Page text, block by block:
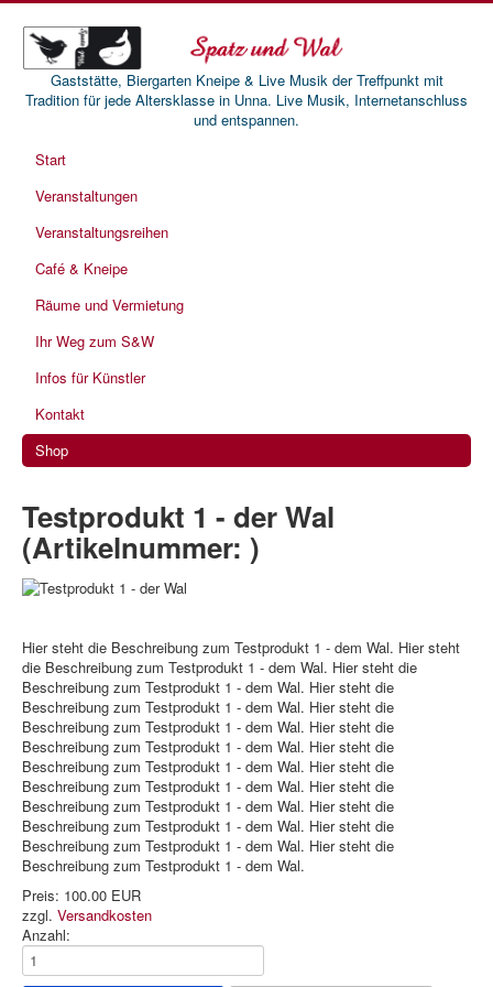
Gaststätte, Biergarten Kneipe & Live Musik der Treffpunkt mit
Tradition für jede Altersklasse in Unna. Live Musik, Internetanschluss
und entspannen.
Start
Veranstaltungen
Veranstaltungsreihen
Café & Kneipe
Räume und Vermietung
Ihr Weg zum S&W
Infos für Künstler
Kontakt
Shop
Testprodukt 1 - der Wal
(Artikelnummer: )
Hier steht die Beschreibung zum Testprodukt 1 - dem Wal. Hier steht
die Beschreibung zum Testprodukt 1 - dem Wal. Hier steht die
Beschreibung zum Testprodukt 1 - dem Wal. Hier steht die
Beschreibung zum Testprodukt 1 - dem Wal. Hier steht die
Beschreibung zum Testprodukt 1 - dem Wal. Hier steht die
Beschreibung zum Testprodukt 1 - dem Wal. Hier steht die
Beschreibung zum Testprodukt 1 - dem Wal. Hier steht die
Beschreibung zum Testprodukt 1 - dem Wal. Hier steht die
Beschreibung zum Testprodukt 1 - dem Wal. Hier steht die
Beschreibung zum Testprodukt 1 - dem Wal. Hier steht die
Beschreibung zum Testprodukt 1 - dem Wal. Hier steht die
Beschreibung zum Testprodukt 1 - dem Wal.
Preis: 100.00 EUR
zzgl. Versandkosten
Anzahl: